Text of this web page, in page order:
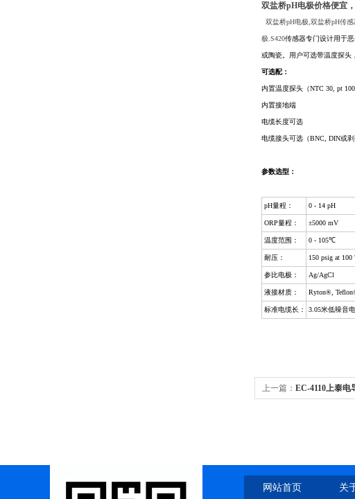
双盐桥pH电极价格便宜
双盐桥pH电极,双盐桥pH传感
极.S420传感器专门设计用于
或陶瓷。用户可选带温度探头
可选配：
内置温度探头（NTC 30, pt
内置接地端
电缆长度可选
电缆接头可选（BNC, DIN或剥
参数选型：
pH量程： 0 - 14 pH
ORP量程： ±5000 mV
温度范围： 0 - 105℃
耐压： 150 psig at
参比电极： Ag/AgCl
液接材质： Ryton®,
标准电缆长： 3.05米低噪音
上一篇： EC-4110上泰电
网站首页 关